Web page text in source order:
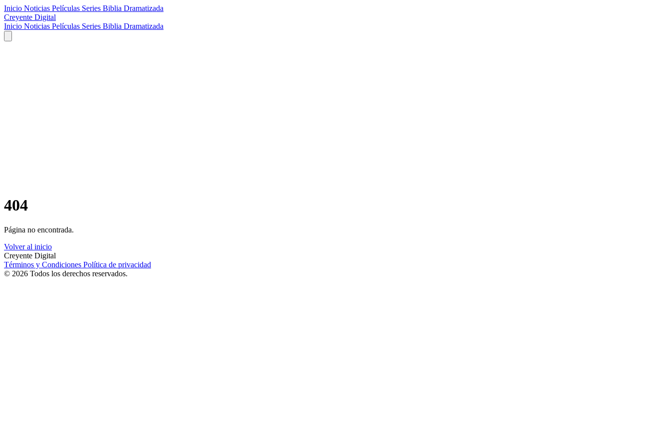
Inicio Noticias Películas Series Biblia Dramatizada
Creyente Digital
Inicio Noticias Películas Series Biblia Dramatizada
404
Página no encontrada.
Volver al inicio
Creyente Digital
Términos y Condiciones Política de privacidad
© 2026 Todos los derechos reservados.